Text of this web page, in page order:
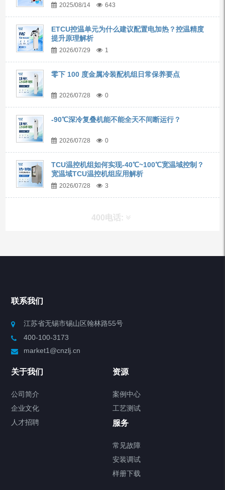
2025/08/14 643
ETCU控温单元为什么建议配置电加热？控温精度
提升原理解析
2026/07/29 1
零下 100 度金属冷装配机组日常保养要点
2026/07/28 0
-90℃深冷复叠机能不能全天不间断运行？
2026/07/28 0
TCU温控机组如何实现-40℃~100℃宽温域控制？
宽温域TCU温控机组应用解析
2026/07/28 3
400电话:
制冷加热动态控温系统
Chiller气体控温系统
联系我们
江苏省无锡市锡山区翰林路55号
400-100-3173
market1@cnzlj.cn
关于我们
公司简介
企业文化
人才招聘
资源
案例中心
工艺测试
服务
常见故障
安装调试
样册下载